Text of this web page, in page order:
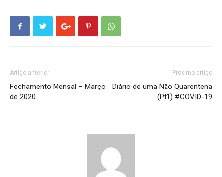
Artigo anterior
Fechamento Mensal – Março
de 2020
Próximo artigo
Diário de uma Não Quarentena
(Pt1) #COVID-19